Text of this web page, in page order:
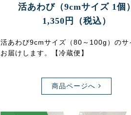
活あわび（9cmサイズ 1個）
1,350円（税込）
活あわび9cmサイズ（80～100g）のサ
お届けします。【冷蔵便】
商品ページへ